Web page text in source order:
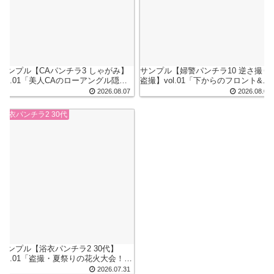
ンプル【CAパンチラ3 しゃがみ】
「美人CAのローアングル隠し
2026.08.07
サンプル【婦警パンチラ10 逆さ撮り
盗撮】vol.01「下からのフロント&背
後から撮られてしまった婦警さん」
2026.08.07
浴衣パンチラ2 30代
ンプル【浴衣パンチラ2 30代】
「盗撮・夏祭りの花火大会！座
た浴衣の隙間から見えちゃったパ
2026.07.31